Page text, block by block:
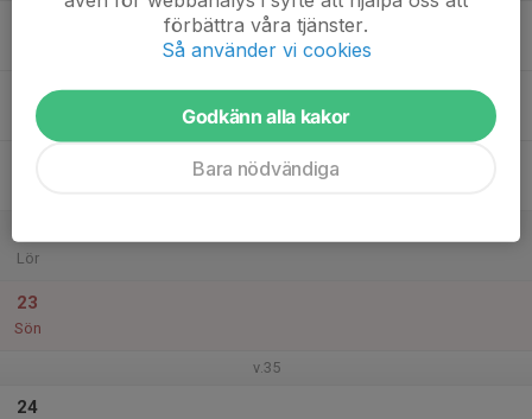
Tor
Lör
23
Sön
v.35
24
förbättra våra tjänster.
Så använder vi cookies
Godkänn alla kakor
Bara nödvändiga